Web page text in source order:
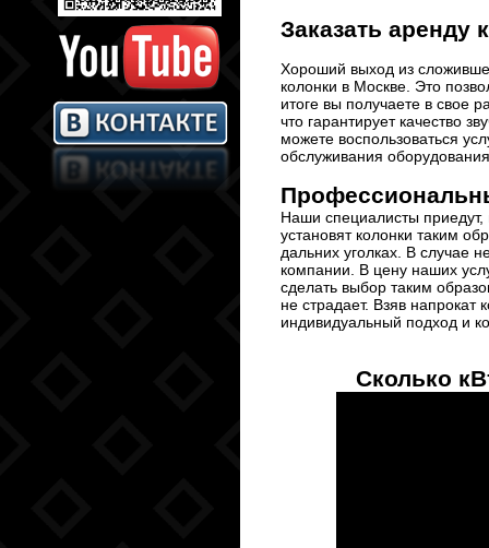
Заказать аренду
Хороший выход из
колонки в Москве. Это
итоге вы получаете в свое
что гарантирует качество
можете воспользоваться
обслуживания
Наши специалисты
установят колонки таким
дальних уголках. В случае
компании. В цену наших
сделать выбор таким
не страдает. Взяв
индивидуальный подход и
Сколько